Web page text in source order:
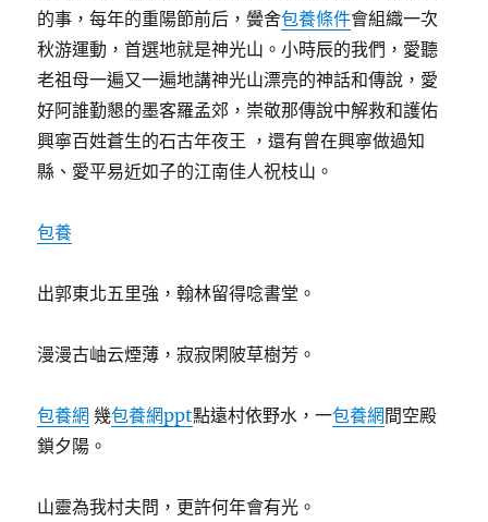
的事，每年的重陽節前后，黌舍包養條件會組織一次
秋游運動，首選地就是神光山。小時辰的我們，愛聽
老祖母一遍又一遍地講神光山漂亮的神話和傳說，愛
好阿誰勤懇的墨客羅孟郊，崇敬那傳說中解救和護佑
興寧百姓蒼生的石古年夜王 ，還有曾在興寧做過知
縣、愛平易近如子的江南佳人祝枝山。
包養
出郭東北五里強，翰林留得唸書堂。
漫漫古岫云煙薄，寂寂閑陂草樹芳。
包養網 幾包養網ppt點遠村依野水，一包養網 間空殿
鎖夕陽。
山靈為我村夫問，更許何年會有光。